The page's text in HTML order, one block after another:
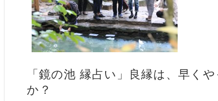
「鏡の池 縁占い」良縁は、早く
か？